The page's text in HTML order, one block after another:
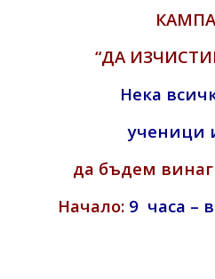
“ДА
Нека
ученици
да бъдем
Начало:9 часа –